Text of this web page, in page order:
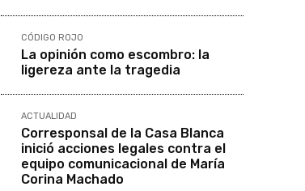
CÓDIGO ROJO
La opinión como escombro: la
ligereza ante la tragedia
ACTUALIDAD
Corresponsal de la Casa Blanca
inició acciones legales contra el
equipo comunicacional de María
Corina Machado